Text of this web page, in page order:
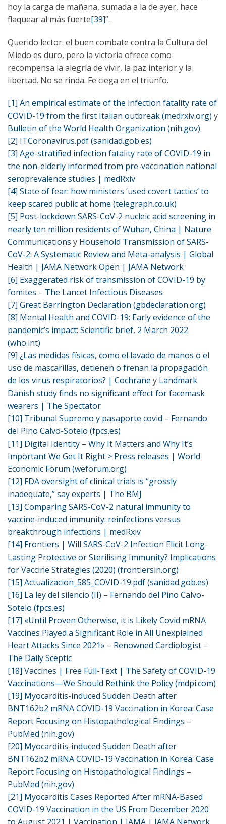
hoy la carga de mañana, sumada a la de ayer, hace
flaquear al más fuerte[39]”.
Querido lector: el buen combate contra la Cultura del
Miedo es duro, pero la victoria ofrece como
recompensa la alegría de vivir, la paz interior y la
libertad. No se rinda. Fe ciega en el triunfo.
[1] An empirical estimate of the infection fatality rate of
COVID-19 from the first Italian outbreak (medrxiv.org) y
Bulletin of the World Health Organization (nih.gov)
[2] ITCoronavirus.pdf (sanidad.gob.es)
[3] Age-stratified infection fatality rate of COVID-19 in
the non-elderly informed from pre-vaccination national
seroprevalence studies | medRxiv
[4] State of fear: how ministers ‘used covert tactics’ to
keep scared public at home (telegraph.co.uk)
[5] Post-lockdown SARS-CoV-2 nucleic acid screening in
nearly ten million residents of Wuhan, China | Nature
Communications y Household Transmission of SARS-
CoV-2: A Systematic Review and Meta-analysis | Global
Health | JAMA Network Open | JAMA Network
[6] Exaggerated risk of transmission of COVID-19 by
fomites – The Lancet Infectious Diseases
[7] Great Barrington Declaration (gbdeclaration.org)
[8] Mental Health and COVID-19: Early evidence of the
pandemic’s impact: Scientific brief, 2 March 2022
(who.int)
[9] ¿Las medidas físicas, como el lavado de manos o el
uso de mascarillas, detienen o frenan la propagación
de los virus respiratorios? | Cochrane y Landmark
Danish study finds no significant effect for facemask
wearers | The Spectator
[10] Tribunal Supremo y pasaporte covid – Fernando
del Pino Calvo-Sotelo (fpcs.es)
[11] Digital Identity – Why It Matters and Why It’s
Important We Get It Right > Press releases | World
Economic Forum (weforum.org)
[12] FDA oversight of clinical trials is “grossly
inadequate,” say experts | The BMJ
[13] Comparing SARS-CoV-2 natural immunity to
vaccine-induced immunity: reinfections versus
breakthrough infections | medRxiv
[14] Frontiers | Will SARS-CoV-2 Infection Elicit Long-
Lasting Protective or Sterilising Immunity? Implications
for Vaccine Strategies (2020) (frontiersin.org)
[15] Actualizacion_585_COVID-19.pdf (sanidad.gob.es)
[16] La ley del silencio (II) – Fernando del Pino Calvo-
Sotelo (fpcs.es)
[17] «Until Proven Otherwise, it is Likely Covid mRNA
Vaccines Played a Significant Role in All Unexplained
Heart Attacks Since 2021» – Renowned Cardiologist –
The Daily Sceptic
[18] Vaccines | Free Full-Text | The Safety of COVID-19
Vaccinations—We Should Rethink the Policy (mdpi.com)
[19] Myocarditis-induced Sudden Death after
BNT162b2 mRNA COVID-19 Vaccination in Korea: Case
Report Focusing on Histopathological Findings –
PubMed (nih.gov)
[20] Myocarditis-induced Sudden Death after
BNT162b2 mRNA COVID-19 Vaccination in Korea: Case
Report Focusing on Histopathological Findings –
PubMed (nih.gov)
[21] Myocarditis Cases Reported After mRNA-Based
COVID-19 Vaccination in the US From December 2020